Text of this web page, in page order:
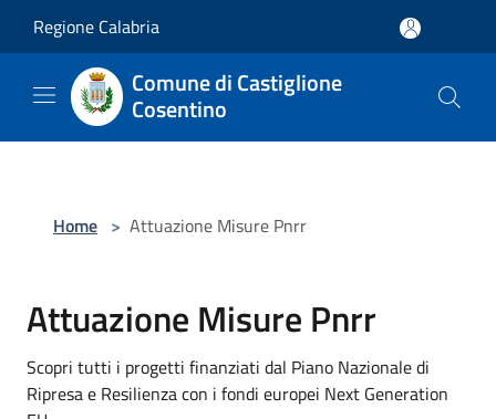
Regione Calabria
Comune di Castiglione
Cosentino
Home > Attuazione Misure Pnrr
Attuazione Misure Pnrr
Scopri tutti i progetti finanziati dal Piano Nazionale di
Ripresa e Resilienza con i fondi europei Next Generation